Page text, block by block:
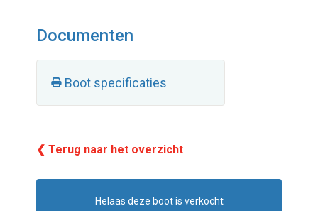
Documenten
Boot specificaties
❮ Terug naar het overzicht
Helaas deze boot is verkocht